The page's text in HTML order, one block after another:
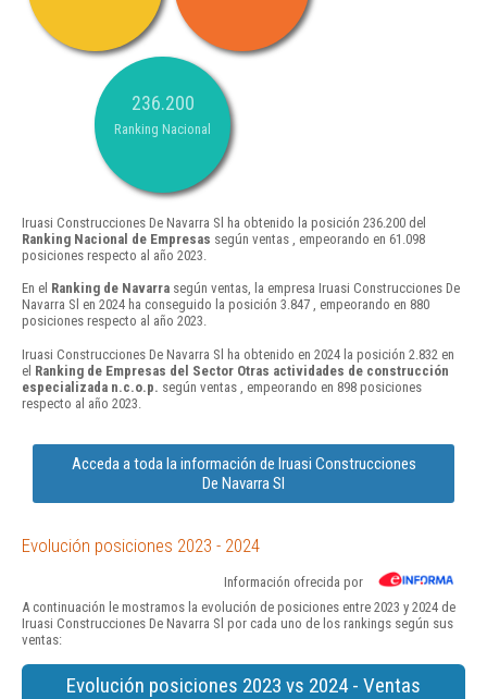
236.200
Ranking Nacional
Iruasi Construcciones De Navarra Sl ha obtenido la posición 236.200 del
Ranking Nacional de Empresas según ventas , empeorando en 61.098
posiciones respecto al año 2023.
En el Ranking de Navarra según ventas, la empresa Iruasi Construcciones De
Navarra Sl en 2024 ha conseguido la posición 3.847 , empeorando en 880
posiciones respecto al año 2023.
Iruasi Construcciones De Navarra Sl ha obtenido en 2024 la posición 2.832 en
el Ranking de Empresas del Sector Otras actividades de construcción
especializada n.c.o.p. según ventas , empeorando en 898 posiciones
respecto al año 2023.
Acceda a toda la información de Iruasi Construcciones
De Navarra Sl
Evolución posiciones 2023 - 2024
Información ofrecida por
A continuación le mostramos la evolución de posiciones entre 2023 y 2024 de
Iruasi Construcciones De Navarra Sl por cada uno de los rankings según sus
ventas:
Evolución posiciones 2023 vs 2024 - Ventas